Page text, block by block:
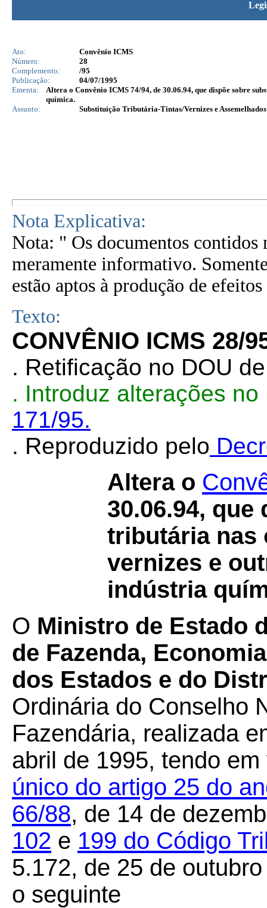
Ato:
Convênio ICMS
Número:
28
Complemento:
/95
Publicação:
04/07/1995
Ementa:
Altera o Convênio ICMS 74/94, de 30.06.94, que dispõe sobre
química.
Assunto:
Substituição Tributária-Tintas/Vernizes e
Nota Explicativa:
Nota: " Os documentos contidos
meramente informativo.
estão aptos à produção de
Texto:
CONVÊNIO ICMS 28/
. Retificação no DOU
. Introduz alterações
171/95.
. Reproduzido pelo
Altera o
30.06.94,
tributária nas
vernizes e
indústria
O Ministro de Estado
de Fazenda,
dos Estados e do
Ordinária do Conselho
Fazendária, realizada
abril de 1995, tendo
único do artigo 25 do
66/88, de 14 de
102 e 199 do Código
5.172, de 25 de
o seguinte